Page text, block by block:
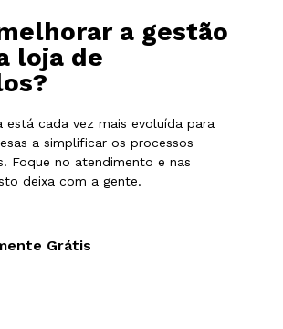
a gestão
loja de
está cada vez mais evoluída para
a simplificar os processos
Foque no atendimento e nas
deixa com a gente.
Grátis